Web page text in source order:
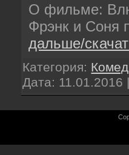
О фильме:
Фрэнк и Соня
дальше/
Категория:
Дата: 11.01.2016